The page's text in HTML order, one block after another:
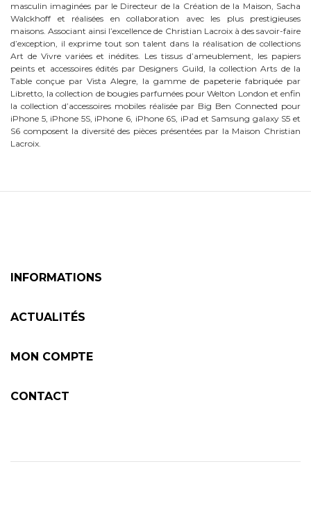
masculin imaginées par le Directeur de la Création de la Maison, Sacha
Walckhoff et réalisées en collaboration avec les plus prestigieuses
maisons. Associant ainsi l’excellence de Christian Lacroix à des savoir-faire
d’exception, il exprime tout son talent dans la réalisation de collections
Art de Vivre variées et inédites. Les tissus d’ameublement, les papiers
peints et accessoires édités par Designers Guild, la collection Arts de la
Table conçue par Vista Alegre, la gamme de papeterie fabriquée par
Libretto, la collection de bougies parfumées pour Welton London et enfin
la collection d’accessoires mobiles réalisée par Big Ben Connected pour
iPhone 5, iPhone 5S, iPhone 6, iPhone 6S, iPad et Samsung galaxy S5 et
S6 composent la diversité des pièces présentées par la Maison Christian
Lacroix.
INFORMATIONS
ACTUALITÉS
MON COMPTE
CONTACT